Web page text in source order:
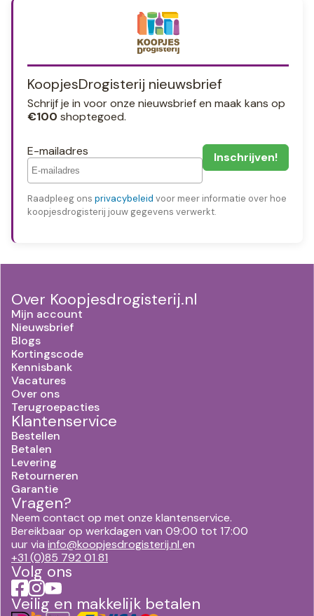
KoopjesDrogisterij nieuwsbrief
Schrijf je in voor onze nieuwsbrief en maak kans op
€100 shoptegoed.
E-mailadres
Raadpleeg ons privacybeleid voor meer informatie over hoe
koopjesdrogisterij jouw gegevens verwerkt.
Over Koopjesdrogisterij.nl
Mijn account
Nieuwsbrief
Blogs
Kortingscode
Kennisbank
Vacatures
Over ons
Terugroepacties
Klantenservice
Bestellen
Betalen
Levering
Retourneren
Garantie
Vragen?
Neem contact op met onze klantenservice.
Bereikbaar op werkdagen van 09:00 tot 17:00
uur via info@koopjesdrogisterij.nl en
+31 (0)85 792 01 81
Volg ons
Veilig en makkelijk betalen